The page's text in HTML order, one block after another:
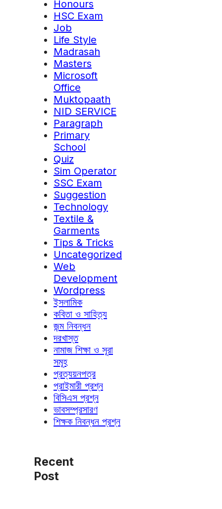
Honours
HSC Exam
Job
Life Style
Madrasah
Masters
Microsoft
Office
Muktopaath
NID SERVICE
Paragraph
Primary
School
Quiz
Sim Operator
SSC Exam
Suggestion
Technology
Textile &
Garments
Tips & Tricks
Uncategorized
Web
Development
Wordpress
ইসলামিক
কবিতা ও সাহিত্য
জন্ম নিবন্ধন
দরখাস্ত
নামাজ শিক্ষা ও সূরা
সমূহ
প্রত্যয়নপত্র
প্রাইমারী প্রশ্ন
বিসিএস প্রশ্ন
ভাবসম্প্রসারণ
শিক্ষক নিবন্ধন প্রশ্ন
Recent
Post